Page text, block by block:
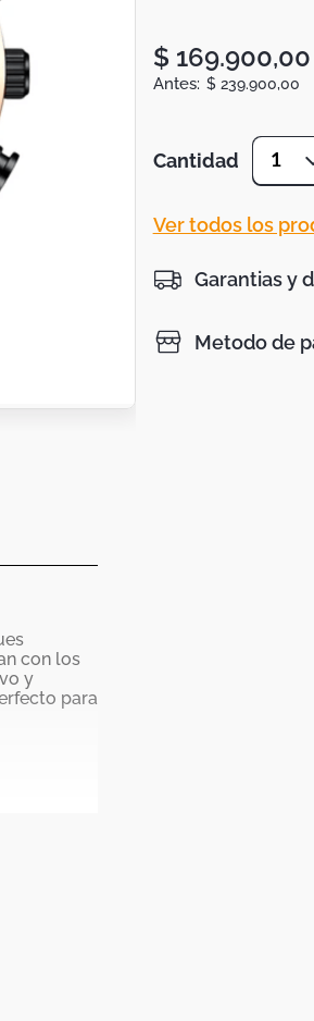
con los
y
para
$ 169.900,00
$ 239.900,00
Cantidad 1
Ver todos los
Garantias y
Metodo de